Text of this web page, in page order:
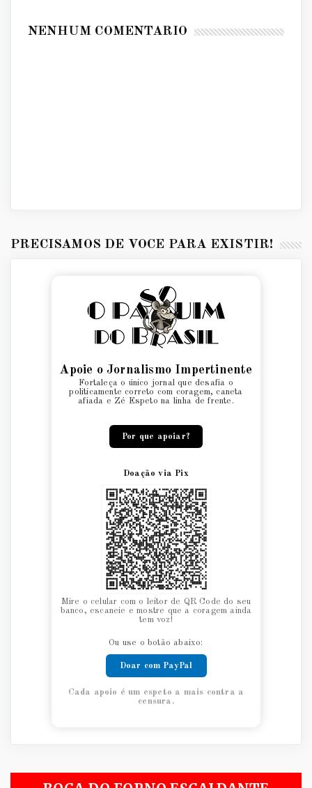
NENHUM COMENTÁRIO
PRECISAMOS DE VOCÊ PARA EXISTIR!
Apoie o Jornalismo Impertinente
Fortaleça o único jornal que desafia o
politicamente correto com coragem, caneta
afiada e Zé Espeto na linha de frente.
Por que apoiar?
Doação via Pix
Mire o celular com o leitor de QR Code do seu
banco, escaneie e mostre que a coragem ainda
tem voz!
Ou use o botão abaixo:
Doar com PayPal
Cada apoio é um espeto a mais contra a
censura.